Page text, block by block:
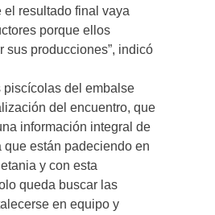
el resultado final vaya
porque ellos
sus producciones”, indicó
piscícolas del embalse
del encuentro, que
información integral de
que están padeciendo en
y con esta
queda buscar las
en equipo y